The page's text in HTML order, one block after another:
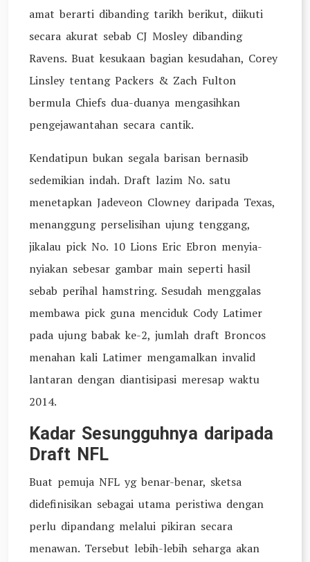
amat berarti dibanding tarikh berikut, diikuti
secara akurat sebab CJ Mosley dibanding
Ravens. Buat kesukaan bagian kesudahan, Corey
Linsley tentang Packers & Zach Fulton
bermula Chiefs dua-duanya mengasihkan
pengejawantahan secara cantik.
Kendatipun bukan segala barisan bernasib
sedemikian indah. Draft lazim No. satu
menetapkan Jadeveon Clowney daripada Texas,
menanggung perselisihan ujung tenggang,
jikalau pick No. 10 Lions Eric Ebron menyia-
nyiakan sebesar gambar main seperti hasil
sebab perihal hamstring. Sesudah menggalas
membawa pick guna menciduk Cody Latimer
pada ujung babak ke-2, jumlah draft Broncos
menahan kali Latimer mengamalkan invalid
lantaran dengan diantisipasi meresap waktu
2014.
Kadar Sesungguhnya daripada
Draft NFL
Buat pemuja NFL yg benar-benar, sketsa
didefinisikan sebagai utama peristiwa dengan
perlu dipandang melalui pikiran secara
menawan. Tersebut lebih-lebih seharga akan